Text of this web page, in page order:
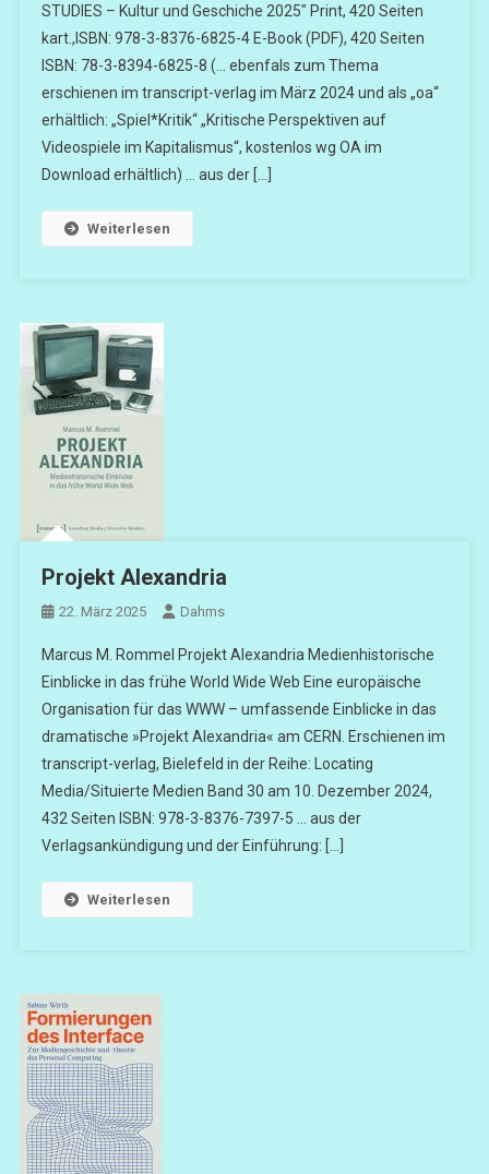
STUDIES – Kultur und Geschiche 2025″ Print, 420 Seiten
kart.,ISBN: 978-3-8376-6825-4 E-Book (PDF), 420 Seiten
ISBN: 78-3-8394-6825-8 (… ebenfals zum Thema
erschienen im transcript-verlag im März 2024 und als „oa“
erhältlich: „Spiel*Kritik“ „Kritische Perspektiven auf
Videospiele im Kapitalismus“, kostenlos wg OA im
Download erhältlich) … aus der […]
Weiterlesen
Projekt Alexandria
22. März 2025 Dahms
Marcus M. Rommel Projekt Alexandria Medienhistorische
Einblicke in das frühe World Wide Web Eine europäische
Organisation für das WWW – umfassende Einblicke in das
dramatische »Projekt Alexandria« am CERN. Erschienen im
transcript-verlag, Bielefeld in der Reihe: Locating
Media/Situierte Medien Band 30 am 10. Dezember 2024,
432 Seiten ISBN: 978-3-8376-7397-5 … aus der
Verlagsankündigung und der Einführung: […]
Weiterlesen